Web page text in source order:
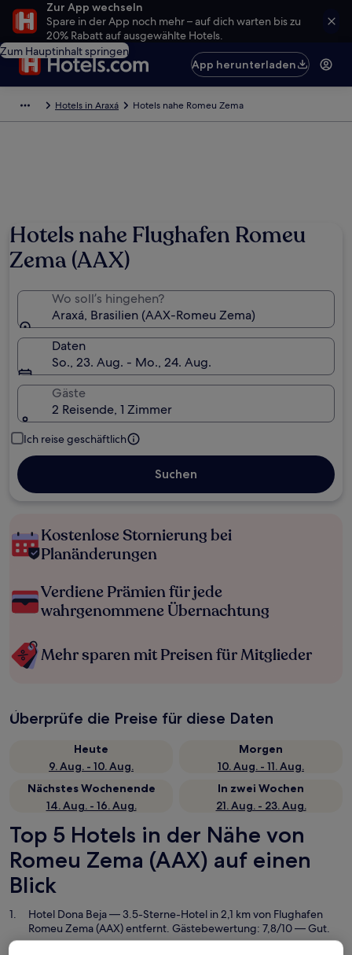
Zur App wechseln
Spare in der App noch mehr – auf dich warten bis zu
20% Rabatt auf ausgewählte Hotels.
Zum Hauptinhalt springen
App herunterladen
Hotels in Araxá Hotels nahe Romeu Zema
Hotels nahe Flughafen Romeu
Zema (AAX)
Wo soll’s hingehen?
Araxá, Brasilien (AAX-Romeu Zema)
Daten
So., 23. Aug. - Mo., 24. Aug.
Gäste
2 Reisende, 1 Zimmer
Ich reise geschäftlich
Suchen
Kostenlose Stornierung bei
Planänderungen
Verdiene Prämien für jede
wahrgenommene Übernachtung
Mehr sparen mit Preisen für Mitglieder
Überprüfe die Preise für diese Daten
Heute
9. Aug. - 10. Aug.
Morgen
10. Aug. - 11. Aug.
Nächstes Wochenende
14. Aug. - 16. Aug.
In zwei Wochen
21. Aug. - 23. Aug.
Top 5 Hotels in der Nähe von
Romeu Zema (AAX) auf einen
Blick
Hotel Dona Beja— 3.5-Sterne-Hotel in 2,1 km von Flughafen
Romeu Zema (AAX) entfernt. Gästebewertung: 7,8/10 — Gut.